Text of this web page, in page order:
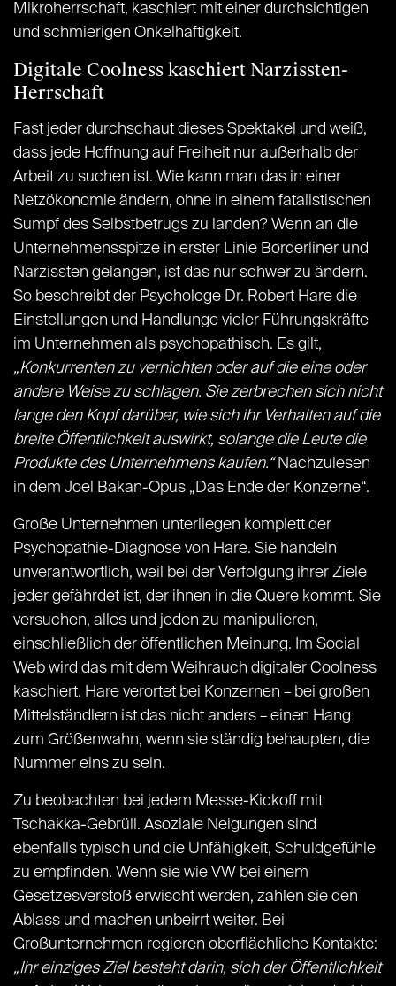
Mikroherrschaft, kaschiert mit einer durchsichtigen
und schmierigen Onkelhaftigkeit.
Digitale Coolness kaschiert Narzissten-
Herrschaft
Fast jeder durchschaut dieses Spektakel und weiß,
dass jede Hoffnung auf Freiheit nur außerhalb der
Arbeit zu suchen ist. Wie kann man das in einer
Netzökonomie ändern, ohne in einem fatalistischen
Sumpf des Selbstbetrugs zu landen? Wenn an die
Unternehmensspitze in erster Linie Borderliner und
Narzissten gelangen, ist das nur schwer zu ändern.
So beschreibt der Psychologe Dr. Robert Hare die
Einstellungen und Handlunge vieler Führungskräfte
im Unternehmen als psychopathisch. Es gilt,
„Konkurrenten zu vernichten oder auf die eine oder
andere Weise zu schlagen. Sie zerbrechen sich nicht
lange den Kopf darüber, wie sich ihr Verhalten auf die
breite Öffentlichkeit auswirkt, solange die Leute die
Produkte des Unternehmens kaufen.“Nachzulesen
in dem Joel Bakan-Opus „Das Ende der Konzerne“.
Große Unternehmen unterliegen komplett der
Psychopathie-Diagnose von Hare. Sie handeln
unverantwortlich, weil bei der Verfolgung ihrer Ziele
jeder gefährdet ist, der ihnen in die Quere kommt. Sie
versuchen, alles und jeden zu manipulieren,
einschließlich der öffentlichen Meinung. Im Social
Web wird das mit dem Weihrauch digitaler Coolness
kaschiert. Hare verortet bei Konzernen – bei großen
Mittelständlern ist das nicht anders – einen Hang
zum Größenwahn, wenn sie ständig behaupten, die
Nummer eins zu sein.
Zu beobachten bei jedem Messe-Kickoff mit
Tschakka-Gebrüll. Asoziale Neigungen sind
ebenfalls typisch und die Unfähigkeit, Schuldgefühle
zu empfinden. Wenn sie wie VW bei einem
Gesetzesverstoß erwischt werden, zahlen sie den
Ablass und machen unbeirrt weiter. Bei
Großunternehmen regieren oberflächliche Kontakte:
„Ihr einziges Ziel besteht darin, sich der Öffentlichkeit